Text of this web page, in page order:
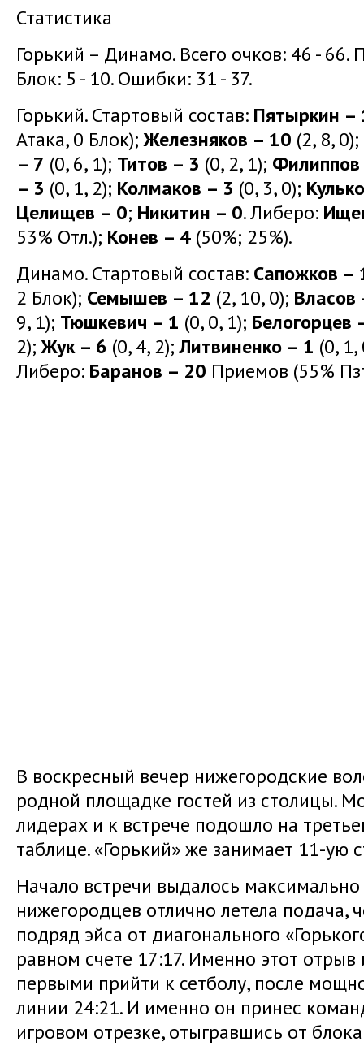
Статистика
Горький – Динамо. Всего очков: 46 - 66.
Блок: 5 - 10. Ошибки: 31 - 37.
Горький. Стартовый состав: Пятыркин –
Атака, 0 Блок);Железняков – 10 (2, 8, 0);
– 7 (0, 6, 1); Титов – 3 (0, 2, 1);
– 3 (0, 1, 2); Колмаков – 3 (0, 3, 0);
Целищев – 0; Никитин – 0. Либеро:
53% Отл.); Конев – 4 (50%; 25%).
Динамо. Стартовый состав: Сапожков –
2 Блок); Семышев – 12 (2, 10, 0); Власов
9, 1); Тюшкевич – 1 (0, 0, 1); Белогорцев
2);Жук – 6 (0, 4, 2);Литвиненко – 1 (0,
Либеро: Баранов – 20 Приемов (55%
В воскресный вечер нижегородские
родной площадке гостей из столицы.
лидерах и к встрече подошло на
таблице. «Горький» же занимает 11-ую
Начало встречи выдалось
нижегородцев отлично летела подача,
подряд эйса от диагонального
равном счете 17:17. Именно этот
первыми прийти к сетболу, после
линии 24:21. И именно он принес
игровом отрезке, отыгравшись от